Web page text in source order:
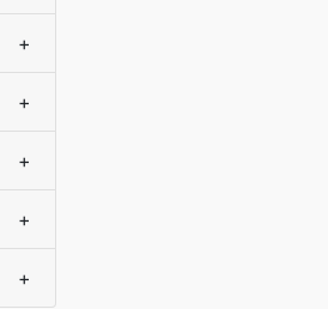
+
+
+
+
+